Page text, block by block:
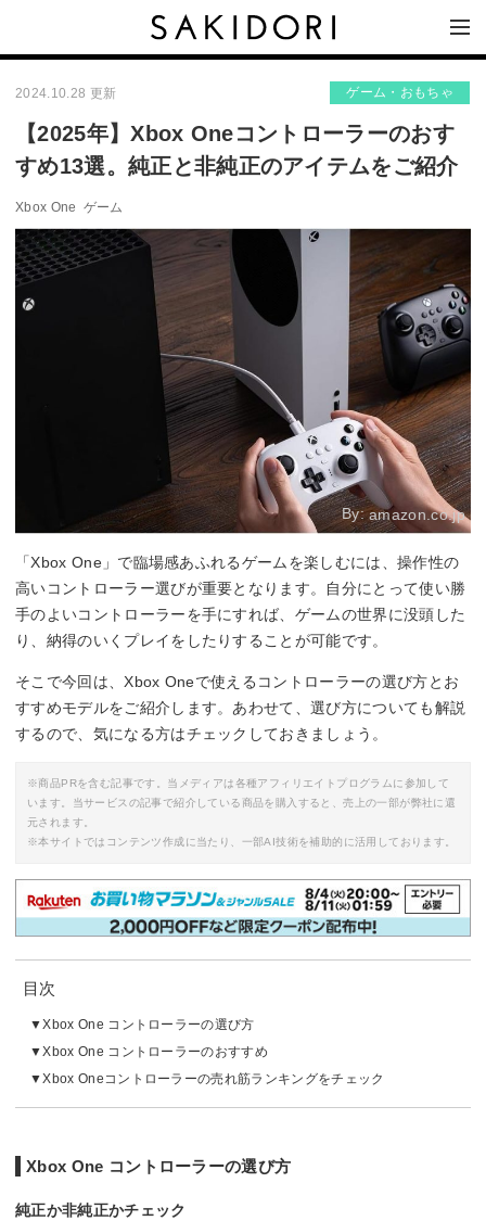
2024.10.28 更新 ゲーム・おもちゃ
【2025年】Xbox Oneコントローラーのおす
すめ13選。純正と非純正のアイテムをご紹介
Xbox One ゲーム
By:amazon.co.jp
「Xbox One」で臨場感あふれるゲームを楽しむには、操作性の
高いコントローラー選びが重要となります。自分にとって使い勝
手のよいコントローラーを手にすれば、ゲームの世界に没頭した
り、納得のいくプレイをしたりすることが可能です。
そこで今回は、Xbox Oneで使えるコントローラーの選び方とお
すすめモデルをご紹介します。あわせて、選び方についても解説
するので、気になる方はチェックしておきましょう。
※商品PRを含む記事です。当メディアは各種アフィリエイトプログラムに参加して
います。当サービスの記事で紹介している商品を購入すると、売上の一部が弊社に還
元されます。
※本サイトではコンテンツ作成に当たり、一部AI技術を補助的に活用しております。
目次
Xbox One コントローラーの選び方
Xbox One コントローラーのおすすめ
Xbox Oneコントローラーの売れ筋ランキングをチェック
Xbox One コントローラーの選び方
純正か非純正かチェック